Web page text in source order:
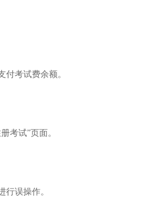
考试费余额。
考试”页面。
误操作。